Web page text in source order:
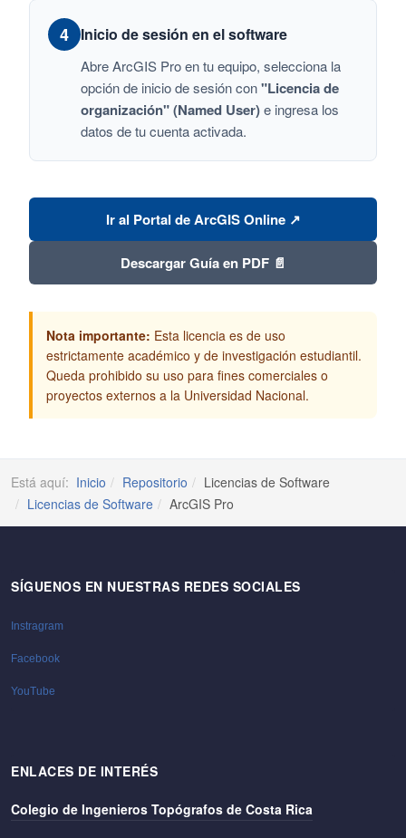
4 Inicio de sesión en el software
Abre ArcGIS Pro en tu equipo, selecciona la
opción de inicio de sesión con"Licencia de
organización" (Named User)e ingresa los
datos de tu cuenta activada.
Ir al Portal de ArcGIS Online ↗
Descargar Guía en PDF 📄
Nota importante: Esta licencia es de uso
estrictamente académico y de investigación estudiantil.
Queda prohibido su uso para fines comerciales o
proyectos externos a la Universidad Nacional.
Está aquí: Inicio Repositorio
Licencias de Software
Licencias de Software
ArcGIS Pro
SÍGUENOS EN NUESTRAS REDES SOCIALES
Instragram
Facebook
YouTube
ENLACES DE INTERÉS
Colegio de Ingenieros Topógrafos de Costa Rica